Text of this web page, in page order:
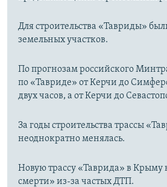
Для строительства «Тавриды»
земельных участков.
По прогнозам российского
по «Тавриде» от Керчи до
двух часов, а от Керчи до
За годы строительства трассы
неоднократно менялась.
Новую трассу «Таврида» в Крыму
смерти» из-за частых ДТП.